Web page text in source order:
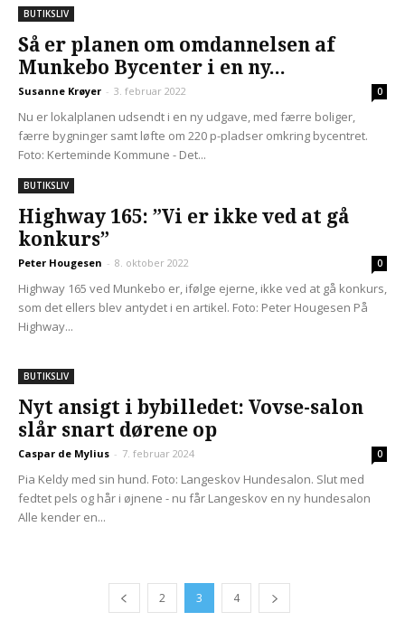
BUTIKSLIV
Så er planen om omdannelsen af
Munkebo Bycenter i en ny...
Susanne Krøyer - 3. februar 2022 0
Nu er lokalplanen udsendt i en ny udgave, med færre boliger,
færre bygninger samt løfte om 220 p-pladser omkring bycentret.
Foto: Kerteminde Kommune - Det...
BUTIKSLIV
Highway 165: ”Vi er ikke ved at gå
konkurs”
Peter Hougesen - 8. oktober 2022 0
Highway 165 ved Munkebo er, ifølge ejerne, ikke ved at gå konkurs,
som det ellers blev antydet i en artikel. Foto: Peter Hougesen På
Highway...
BUTIKSLIV
Nyt ansigt i bybilledet: Vovse-salon
slår snart dørene op
Caspar de Mylius - 7. februar 2024 0
Pia Keldy med sin hund. Foto: Langeskov Hundesalon. Slut med
fedtet pels og hår i øjnene - nu får Langeskov en ny hundesalon
Alle kender en...
2 3 4